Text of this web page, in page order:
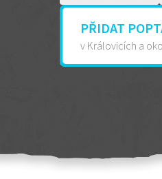
PŘIDAT
v Královicích a